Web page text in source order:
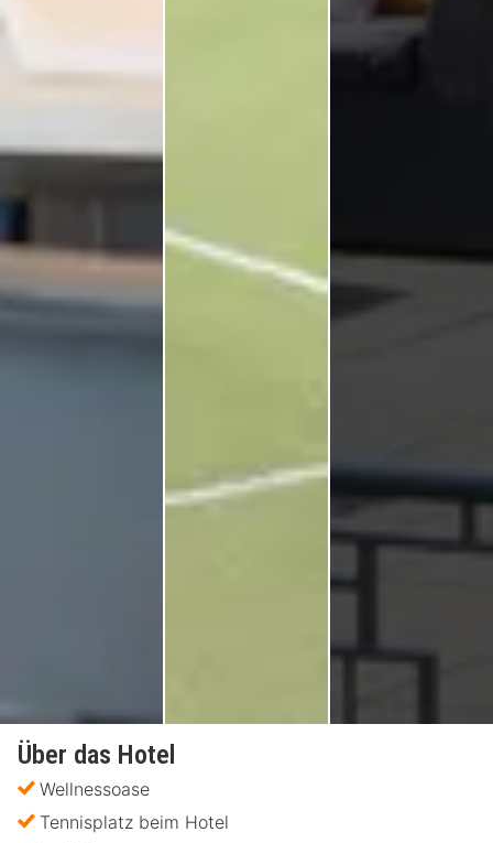
Über das Hotel
Wellnessoase
Tennisplatz beim Hotel